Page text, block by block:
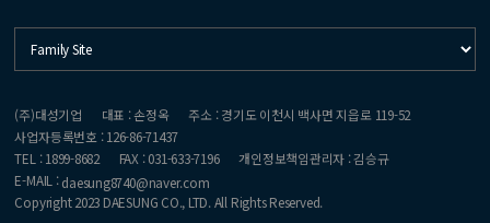
(주)대성기업 대표 : 손정옥
주소 : 경기도 이천시 백사면 지읍로 119-52
사업자등록번호 : 126-86-71437
TEL : 1899-8682
FAX : 031-633-7196
개인정보책임관리자 : 김승규
E-MAIL :daesung8740@naver.com
Copyright 2023 DAESUNG CO., LTD. All Rights Reserved.